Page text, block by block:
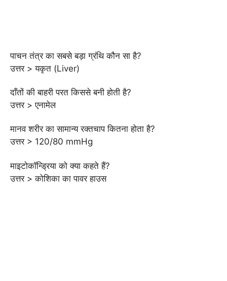
पाचन तंत्र का सबसे बड़ा ग्रंथि कौन सा है?
उत्तर > यकृत (Liver)
दाँतों की बाहरी परत किससे बनी होती है?
उत्तर > एनामेल
मानव शरीर का सामान्य रक्तचाप कितना होता है?
उत्तर > 120/80 mmHg
माइटोकॉन्ड्रिया को क्या कहते हैं?
उत्तर > कोशिका का पावर हाउस